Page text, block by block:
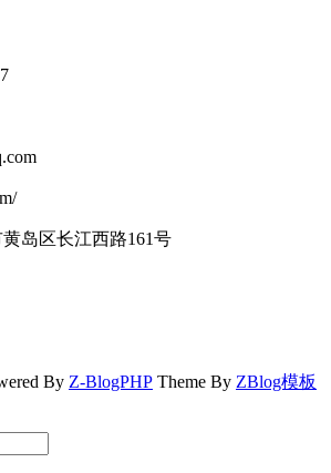
岛区长江西路161号
By Z-BlogPHP Theme By ZBlog模板